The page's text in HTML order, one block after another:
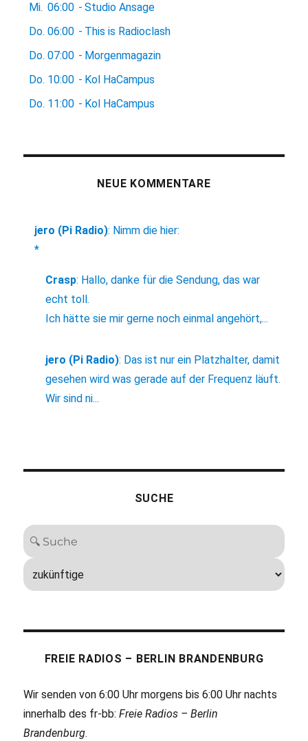
Mi. 06:00 - Studio Ansage
Do. 06:00 - This is Radioclash
Do. 07:00 - Morgenmagazin
Do. 10:00 - Kol HaCampus
Do. 11:00 - Kol HaCampus
NEUE KOMMENTARE
jero (Pi Radio): Nimm die hier:
*
Crasp: Hallo, danke für die Sendung, das war
echt toll.
Ich hätte sie mir gerne noch einmal angehört,...
jero (Pi Radio): Das ist nur ein Platzhalter, damit
gesehen wird was gerade auf der Frequenz läuft.
Wir sind ni...
SUCHE
FREIE RADIOS – BERLIN BRANDENBURG
Wir senden von 6:00 Uhr morgens bis 6:00 Uhr nachts
innerhalb des fr-bb:Freie Radios – Berlin
Brandenburg.